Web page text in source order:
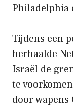
Philadelphia
Tijdens een
herhaalde
Israël de
te
door wapens